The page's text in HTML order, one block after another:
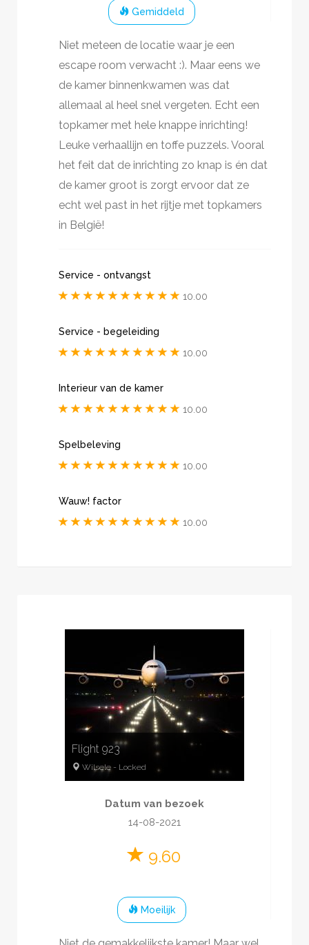
Gemiddeld
Niet meteen de locatie waar je een
escape room verwacht :). Maar eens we
de kamer binnenkwamen was dat
allemaal al heel snel vergeten. Echt een
topkamer met hele knappe inrichting!
Leuke verhaallijn en toffe puzzels. Vooral
het feit dat de inrichting zo knap is én dat
de kamer groot is zorgt ervoor dat ze
echt wel past in het rijtje met topkamers
in België!
Service - ontvangst
10.00
Service - begeleiding
10.00
Interieur van de kamer
10.00
Spelbeleving
10.00
Wauw! factor
10.00
Flight 923
Wilsele- Locked
Vliegtuig
Datum van bezoek
14-08-2021
9.60
Moeilijk